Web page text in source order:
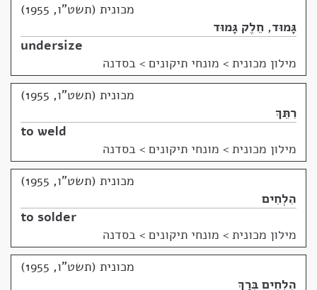
מכונית (תשט"ו, 1955)
גָּמוּד, חֵלֶק גָּמוּד
undersize
מילון מכונית > מונחי תיקונים > בסדנה
מכונית (תשט"ו, 1955)
רִתֵּךְ
to weld
מילון מכונית > מונחי תיקונים > בסדנה
מכונית (תשט"ו, 1955)
הִלְחִים
to solder
מילון מכונית > מונחי תיקונים > בסדנה
מכונית (תשט"ו, 1955)
הִלְחִים בְּרַךְ